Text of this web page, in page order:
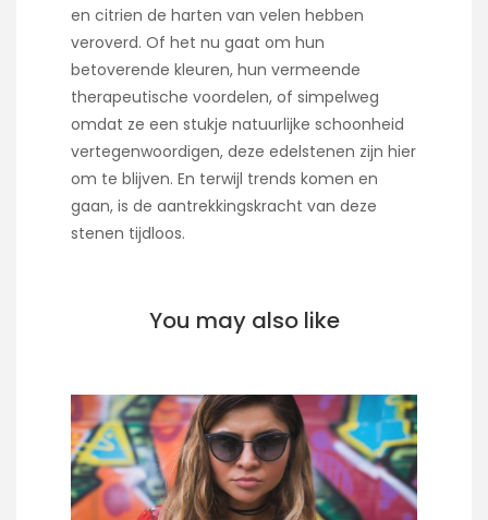
en citrien de harten van velen hebben
veroverd. Of het nu gaat om hun
betoverende kleuren, hun vermeende
therapeutische voordelen, of simpelweg
omdat ze een stukje natuurlijke schoonheid
vertegenwoordigen, deze edelstenen zijn hier
om te blijven. En terwijl trends komen en
gaan, is de aantrekkingskracht van deze
stenen tijdloos.
You may also like